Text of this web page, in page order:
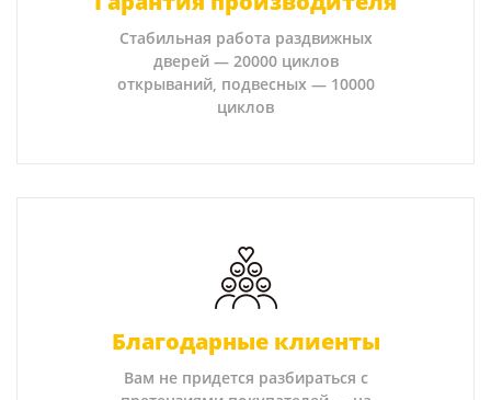
Стабильная работа раздвижных
дверей — 20000 циклов
открываний, подвесных — 10000
циклов
Благодарные клиенты
Вам не придется разбираться с